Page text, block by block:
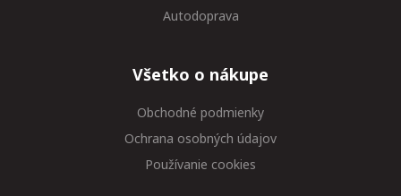
Autodoprava
Všetko o nákupe
Obchodné podmienky
Ochrana osobných údajov
Používanie cookies